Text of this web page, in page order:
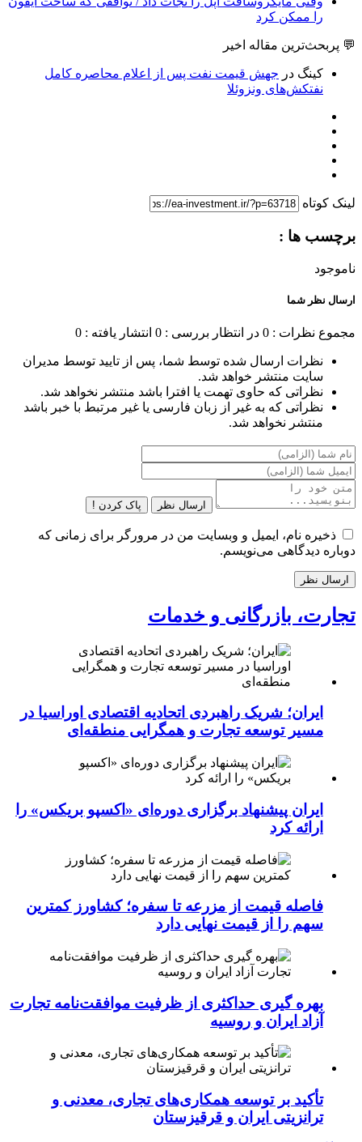
را ممکن کرد
💬 پربحث‌ترین مقاله اخیر
کینگ در جهش قیمت نفت پس از اعلام محاصره کامل
نفتکش‌های ونزوئلا
لینک کوتاه
برچسب ها :
ناموجود
ارسال نظر شما
مجموع نظرات : 0 در انتظار بررسی : 0 انتشار یافته : 0
نظرات ارسال شده توسط شما، پس از تایید توسط مدیران
سایت منتشر خواهد شد.
نظراتی که حاوی تهمت یا افترا باشد منتشر نخواهد شد.
نظراتی که به غیر از زبان فارسی یا غیر مرتبط با خبر باشد
منتشر نخواهد شد.
ارسال نظر پاک کردن !
ذخیره نام، ایمیل و وبسایت من در مرورگر برای زمانی که
دوباره دیدگاهی می‌نویسم.
تجارت، بازرگانی و خدمات
ایران؛ شریک راهبردی اتحادیه اقتصادی اوراسیا در
مسیر توسعه تجارت و همگرایی منطقه‌ای
ایران پیشنهاد برگزاری دوره‌ای «اکسپو بریکس» را
ارائه کرد
فاصله قیمت از مزرعه تا سفره؛ کشاورز کمترین
سهم را از قیمت نهایی دارد
بهره گیری حداکثری از ظرفیت موافقت‌نامه تجارت
آزاد ایران و روسیه
تأکید بر توسعه همکاری‌های تجاری، معدنی و
ترانزیتی ایران و قرقیزستان